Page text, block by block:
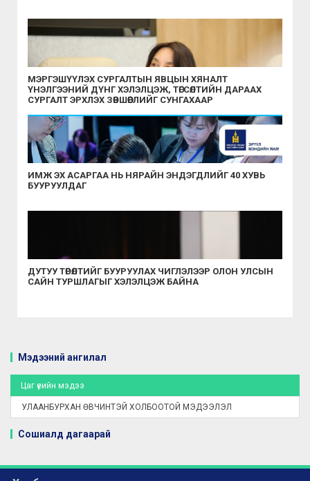
МЭРГЭШҮҮЛЭХ СУРГАЛТЫН ЯВЦЫН ХЯНАЛТ
ҮНЭЛГЭЭНИЙ ДҮНГ ХЭЛЭЛЦЭЖ, ТӨГСӨЛТИЙН ДАРААХ
СУРГАЛТ ЭРХЛЭХ ЗӨВШӨӨРЛИЙГ СУНГАХААР
ИМЖ ЭХ АСАРГАА НЬ НЯРАЙН ЭНДЭГДЛИЙГ 40 ХУВЬ
БУУРУУЛДАГ
ДУТУУ ТӨРӨЛТИЙГ БУУРУУЛАХ ЧИГЛЭЛЭЭР ОЛОН УЛСЫН
САЙН ТУРШЛАГЫГ ХЭЛЭЛЦЭЖ БАЙНА
Мэдээний ангилал
Цаг үеийн мэдээ
УЛААНБУРХАН ӨВЧИНТЭЙ ХОЛБООТОЙ МЭДЭЭЛЭЛ
Сошиалд дагаарай